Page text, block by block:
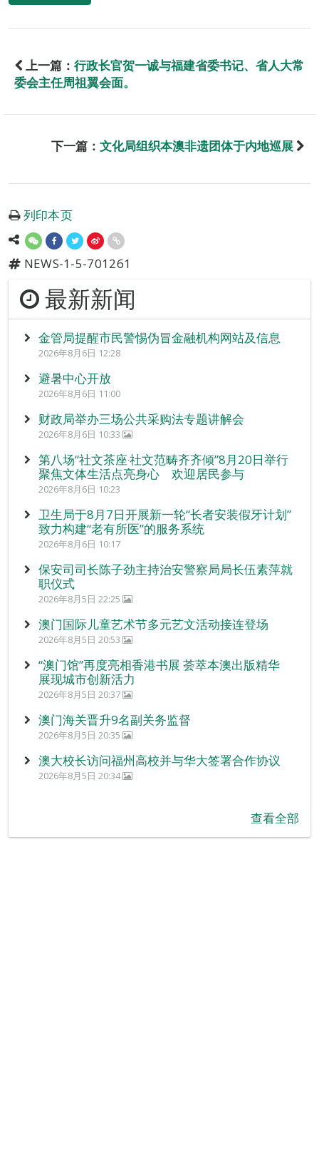
上一篇： 行政长官贺一诚与福建省委书记、省人大常
委会主任周祖翼会面。
下一篇： 文化局组织本澳非遗团体于内地巡展
列印本页
NEWS-1-5-701261
最新新闻
金管局提醒市民警惕伪冒金融机构网站及信息
2026年8月6日 12:28
避暑中心开放
2026年8月6日 11:00
财政局举办三场公共采购法专题讲解会
2026年8月6日 10:33
第八场“社文茶座‧社文范畴齐齐倾”8月20日举行
聚焦文体生活点亮身心 欢迎居民参与
2026年8月6日 10:23
卫生局于8月7日开展新一轮“长者安装假牙计划”
致力构建“老有所医”的服务系统
2026年8月6日 10:17
保安司司长陈子劲主持治安警察局局长伍素萍就
职仪式
2026年8月5日 22:25
澳门国际儿童艺术节多元艺文活动接连登场
2026年8月5日 20:53
“澳门馆”再度亮相香港书展 荟萃本澳出版精华
展现城市创新活力
2026年8月5日 20:37
澳门海关晋升9名副关务监督
2026年8月5日 20:35
澳大校长访问福州高校并与华大签署合作协议
2026年8月5日 20:34
查看全部